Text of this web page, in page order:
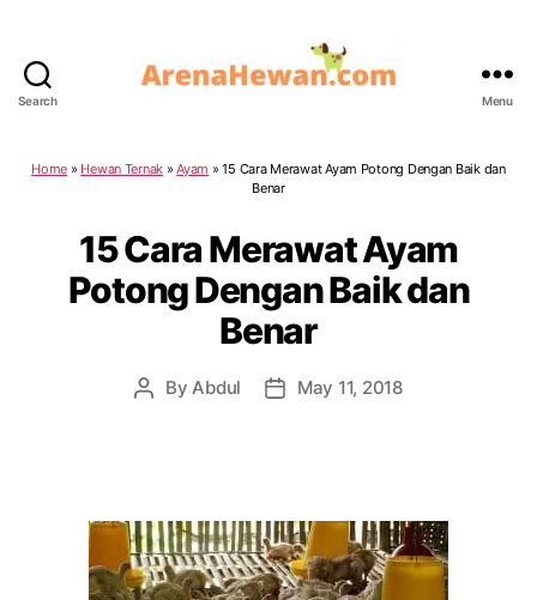
Search Menu
Home » Hewan Ternak »Ayam »15 Cara Merawat Ayam Potong Dengan Baik dan
Benar
15 Cara Merawat Ayam
Potong Dengan Baik dan
Benar
PostByAbdul
PostMay 11, 2018